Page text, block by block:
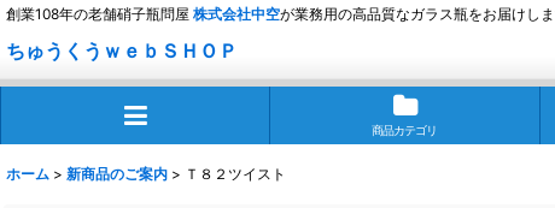
創業108年の老舗硝子瓶問屋 株式会社中空が業務用の高品質なガラス瓶をお届けし
ちゅうくうｗｅｂＳＨＯＰ
商品カテゴリ
ホーム > 新商品のご案内 > Ｔ８２ツイスト